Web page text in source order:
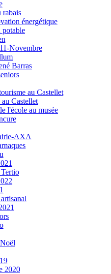
rabais
énergétique
potable
Novembre
Barras
au Castellet
Castellet
l'école au musée
AXA
2020